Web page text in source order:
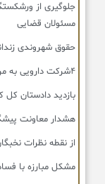
جلوگیری از
مسئولان قضایی
حقوق شهروندی
۴شرکت دارویی به مرجع قضایی معرفی شدند
بازدید دادستان کل
هشدار معاونت
از نقطه نظرات
مشکل مبارزه با